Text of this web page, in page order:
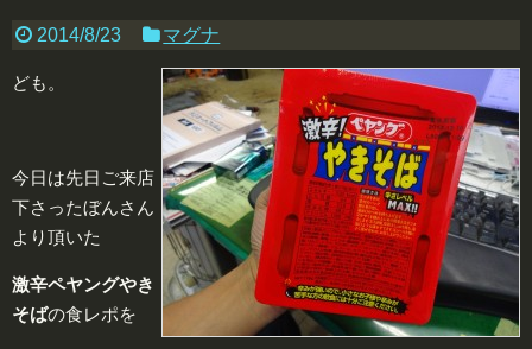
2014/8/23 マグナ
ども。
今日は先日ご来店
下さったぼんさん
より頂いた
激辛ペヤングやき
そばの食レポを